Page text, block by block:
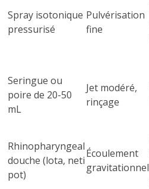
Spray isotonique
pressurisé
Pulvérisation
fine
Seringue ou
poire de 20-50
mL
Jet modéré,
rinçage
Rhinopharyngeal
douche (lota, neti
pot)
Écoulement
gravitationnel